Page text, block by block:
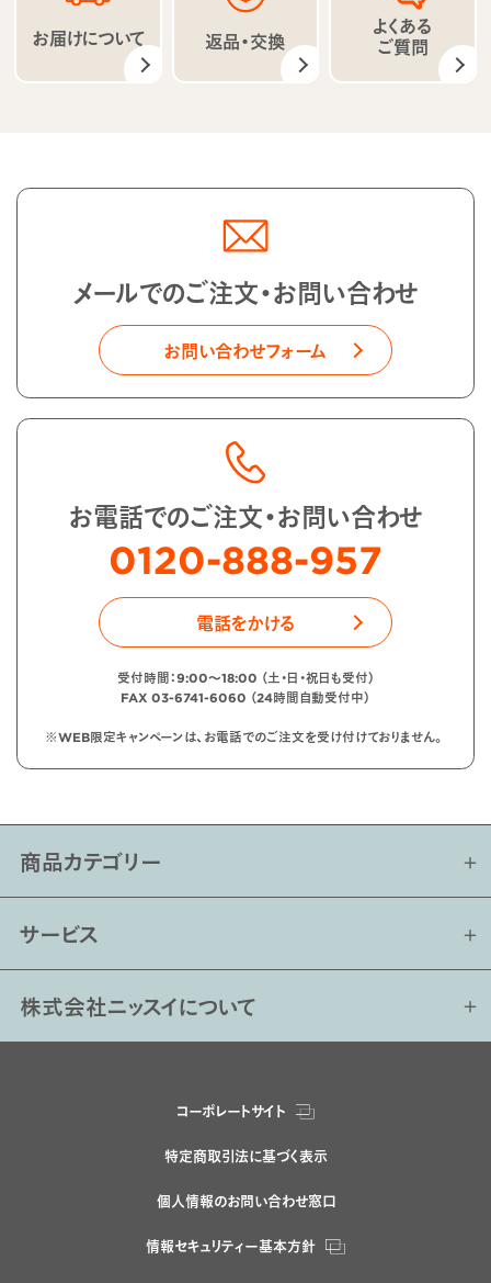
お届けについて 返品・交換
よくある
ご質問
メールでのご注文・お問い合わせ
お問い合わせフォーム
お電話でのご注文・お問い合わせ
0120-888-957
電話をかける
受付時間：9:00〜18:00 （土・日・祝日も受付）
FAX 03-6741-6060 （24時間自動受付中）
※WEB限定キャンペーンは、お電話でのご注文を受け付けておりません。
商品カテゴリー
サービス
株式会社ニッスイについて
コーポレートサイト
特定商取引法に基づく表示
個人情報のお問い合わせ窓口
情報セキュリティー基本方針